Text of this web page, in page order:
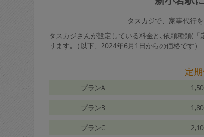
タスカジで、家事代行
タスカジさんが設定している料金と､依頼種類(
ります｡（以下、2024年6月1日からの価格です）
定
プランA
プランB
プランC